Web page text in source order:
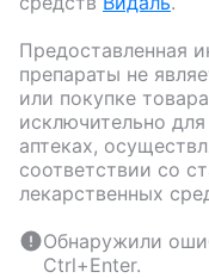
Предоставленная
препараты не
или покупке
исключительно
аптеках,
соответствии со
лекарственных
Обнаружили
Ctrl+Enter.